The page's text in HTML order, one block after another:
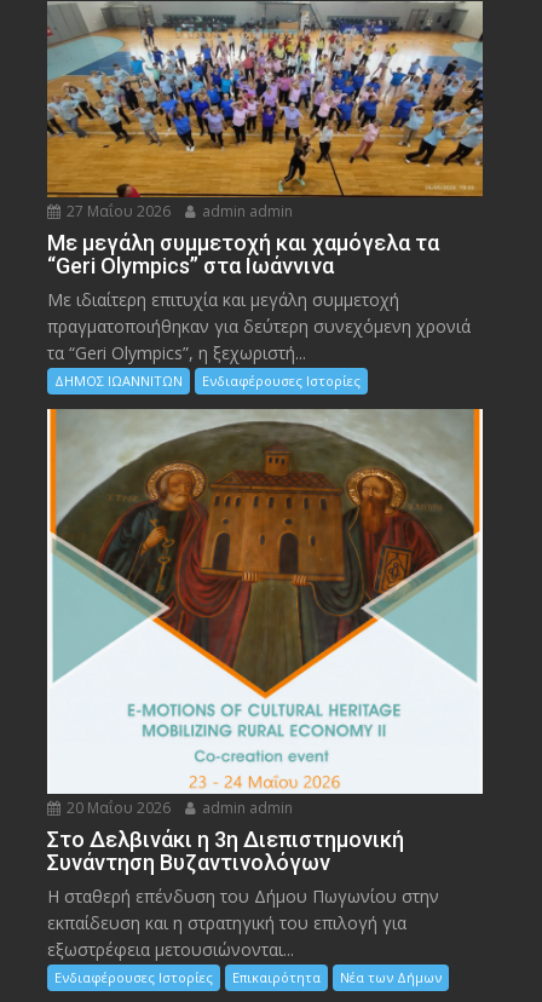
27 Μαΐου 2026 admin admin
Με μεγάλη συμμετοχή και χαμόγελα τα
“Geri Olympics” στα Ιωάννινα
Με ιδιαίτερη επιτυχία και μεγάλη συμμετοχή
πραγματοποιήθηκαν για δεύτερη συνεχόμενη χρονιά
τα “Geri Olympics”, η ξεχωριστή...
ΔΗΜΟΣ ΙΩΑΝΝΙΤΩΝ Ενδιαφέρουσες Ιστορίες
20 Μαΐου 2026 admin admin
Στο Δελβινάκι η 3η Διεπιστημονική
Συνάντηση Βυζαντινολόγων
Η σταθερή επένδυση του Δήμου Πωγωνίου στην
εκπαίδευση και η στρατηγική του επιλογή για
εξωστρέφεια μετουσιώνονται...
Ενδιαφέρουσες Ιστορίες Επικαιρότητα Νέα των Δήμων